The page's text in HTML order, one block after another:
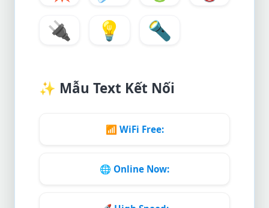
🔌
💡 🔦
✨ Mẫu Text Kết Nối
📶 WiFi Free:
🌐 Online Now: